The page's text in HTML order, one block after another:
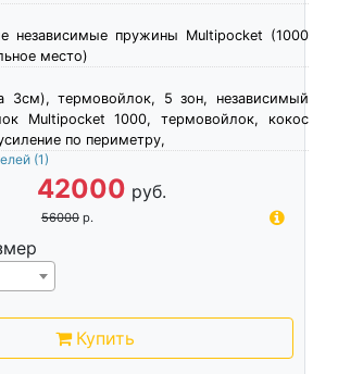
независимые пружины Multipocket (1000
место)
3см), термовойлок, 5 зон, независимый
Multipocket 1000, термовойлок, кокос
по периметру,
(1)
42000 руб.
56000 р.
Купить